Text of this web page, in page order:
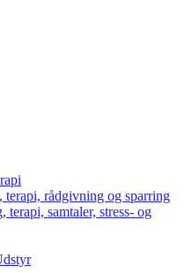
terapi, rådgivning og sparring
samtaler, stress- og